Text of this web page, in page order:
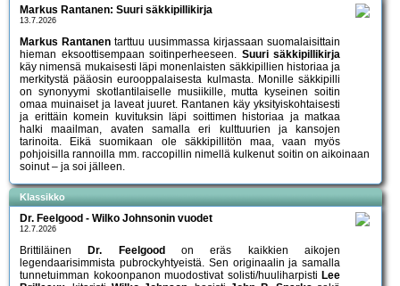
Markus Rantanen: Suuri säkkipillikirja
13.7.2026
Markus Rantanen tarttuu uusimmassa kirjassaan suomalaisittain
hieman eksoottisempaan soitinperheeseen. Suuri säkkipillikirja
käy nimensä mukaisesti läpi monenlaisten säkkipillien historiaa ja
merkitystä pääosin eurooppalaisesta kulmasta. Monille säkkipilli
on synonyymi skotlantilaiselle musiikille, mutta kyseinen soitin
omaa muinaiset ja laveat juuret. Rantanen käy yksityiskohtaisesti
ja erittäin komein kuvituksin läpi soittimen historiaa ja matkaa
halki maailman, avaten samalla eri kulttuurien ja kansojen
tarinoita. Eikä suomikaan ole säkkipillitön maa, vaan myös
pohjoisilla rannoilla mm. raccopillin nimellä kulkenut soitin on aikoinaan
soinut – ja soi jälleen.
Klassikko
Dr. Feelgood - Wilko Johnsonin vuodet
12.7.2026
Brittiläinen Dr. Feelgood
on eräs kaikkien aikojen
legendaarisimmista pubrockyhtyeistä. Sen originaalin ja samalla
tunnetuimman kokoonpanon muodostivat solisti/huuliharpisti Lee